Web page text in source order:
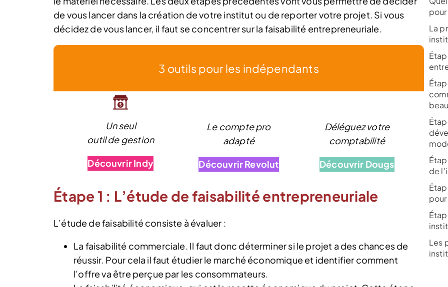
de vous lancer dans la création de votre institut ou de reporter votre projet. Si vous
décidez de vous lancer, il faut se concentrer sur la faisabilité entrepreneuriale.
3 outils pour les indépendants
Un seul
outil de gestion
Découvrir Indy
Le compte pro
adapté
Découvrir Revolut
Déléguez votre
comptabilité
Découvrir Dougs
Étape 1 : L’étude de faisabilité entrepreneuriale
L’étude de faisabilité consiste à évaluer :
La faisabilité commerciale. Il faut donc déterminer si le projet a des chances de
réussir. Pour cela il faut étudier le marché économique et identifier comment
l’offre va être perçue par les consommateurs.
La
de
Les